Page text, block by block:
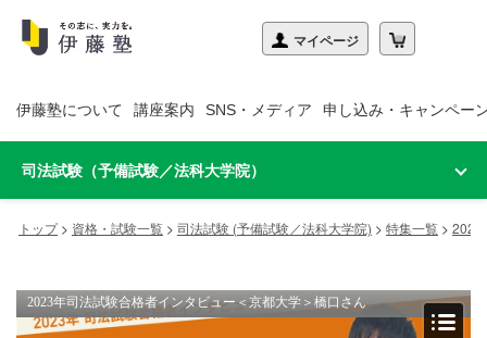
伊藤塾について 講座案内 SNS・メディア 申し込み・キャンペー
司法試験（予備試験／法科大学院）
トップ> 資格・試験一覧 > 司法試験 (予備試験／法科大学院) > 特集一覧 > 2023